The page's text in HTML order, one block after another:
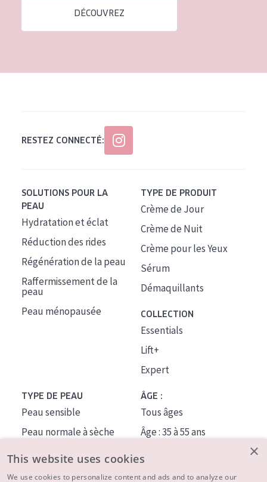
DÉCOUVREZ
RESTEZ CONNECTÉ:
SOLUTIONS POUR LA
PEAU
Hydratation et éclat
Réduction des rides
Régénération de la peau
Raffermissement de la
peau
Peau ménopausée
TYPE DE PRODUIT
Crème de Jour
Crème de Nuit
Crème pour les Yeux
Sérum
Démaquillants
COLLECTION
Essentials
Lift+
Expert
TYPE DE PEAU
Peau sensible
Peau normale à sèche
Peau mixte ou grasse
Peau mature
ÂGE :
Tous âges
Âge : 35 à 55 ans
×
This website uses cookies
We use cookies to personalize content and ads and to analyze our